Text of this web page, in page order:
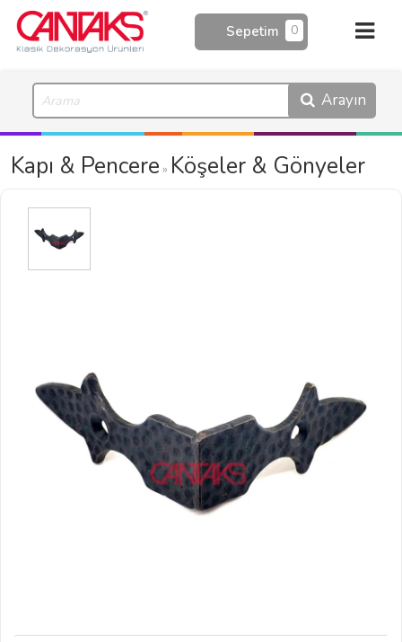
0
Sepetim
Arayın
Kapı & Pencere » Köşeler & Gönyeler